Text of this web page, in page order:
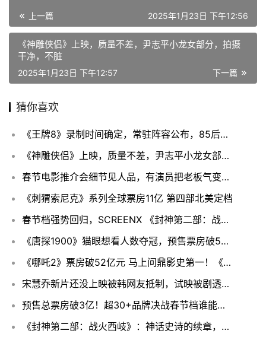
上一篇 2025年1月23日 下午12:56
《神雕侠侣》上映，质量不差，尹志平小龙女部分，拍摄
干净，不脏
下一篇
2025年1月23日 下午12:57
猜你喜欢
《王牌8》录制时间确定，常驻阵容公布，85后人气花旦替代贾玲！
《神雕侠侣》上映，质量不差，尹志平小龙女部分，拍摄干净，不脏
春节电影推介会细节见人品，有演员把老板气变脸，肖战的动作很暖心
《刺猬索尼克》系列全球票房11亿 第四部北美定档
春节档强势回归，SCREENX 《封神第二部：战火西岐》开年封神
《唐探1900》猫眼想看人数夺冠，预售票房破5000万，爆笑来袭
《哪吒2》票房破52亿元 马上问鼎影史第一！《人民日报》怒赞“高开疯走”
宋慧乔新片还没上映被韩网友抵制，试映被剧透，情节离谱令人生厌
预售总票房破3亿！超30+品牌决战春节档谁能笑到最后？
《封神第二部：战火西岐》：神话史诗的续章，再现传统文化之美